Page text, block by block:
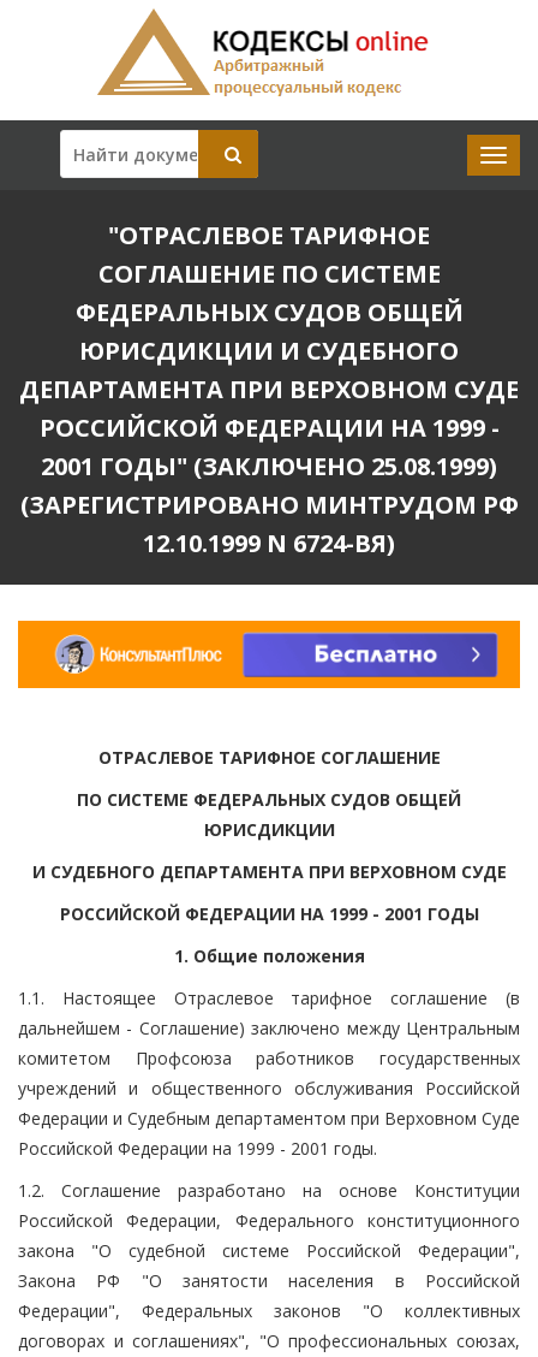
"ОТРАСЛЕВОЕ ТАРИФНОЕ
СОГЛАШЕНИЕ ПО СИСТЕМЕ
ФЕДЕРАЛЬНЫХ СУДОВ ОБЩЕЙ
ЮРИСДИКЦИИ И СУДЕБНОГО
ДЕПАРТАМЕНТА ПРИ ВЕРХОВНОМ СУДЕ
РОССИЙСКОЙ ФЕДЕРАЦИИ НА 1999 -
2001 ГОДЫ" (ЗАКЛЮЧЕНО 25.08.1999)
(ЗАРЕГИСТРИРОВАНО МИНТРУДОМ РФ
12.10.1999 N 6724-ВЯ)
ОТРАСЛЕВОЕ ТАРИФНОЕ СОГЛАШЕНИЕ
ПО СИСТЕМЕ ФЕДЕРАЛЬНЫХ СУДОВ ОБЩЕЙ
ЮРИСДИКЦИИ
И СУДЕБНОГО ДЕПАРТАМЕНТА ПРИ ВЕРХОВНОМ СУДЕ
РОССИЙСКОЙ ФЕДЕРАЦИИ НА 1999 - 2001 ГОДЫ
1. Общие положения
1.1. Настоящее Отраслевое тарифное соглашение (в
дальнейшем - Соглашение) заключено между Центральным
комитетом Профсоюза работников государственных
учреждений и общественного обслуживания Российской
Федерации и Судебным департаментом при Верховном Суде
Российской Федерации на 1999 - 2001 годы.
1.2. Соглашение разработано на основе Конституции
Российской Федерации, Федерального конституционного
закона "О судебной системе Российской Федерации",
Закона РФ "О занятости населения в Российской
Федерации", Федеральных законов "О коллективных
договорах и соглашениях", "О профессиональных союзах,